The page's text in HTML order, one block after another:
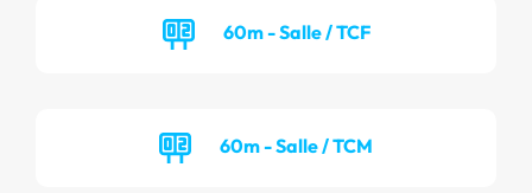
60m - Salle / TCF
60m - Salle / TCM